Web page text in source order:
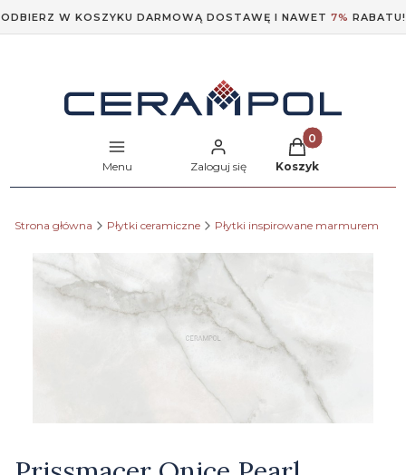
ODBIERZ W KOSZYKU DARMOWĄ DOSTAWĘ I NAWET 7% RABATU!
Menu Zaloguj się
Produkty w
Koszyk
Strona główna Płytki ceramiczne Płytki inspirowane marmurem